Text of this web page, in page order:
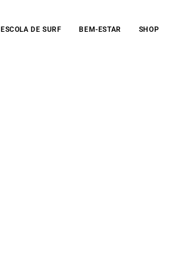
ESCOLA DE SURF BEM-ESTAR SHOP